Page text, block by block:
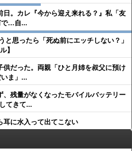
日。カレ『今から迎え来れる？』私「友
で…自...
と思ったら「死ぬ前にエッチしない？」
】
供だった。両親「ひと月姉を叔父に預け
ま」...
、残量がなくなったモバイルバッテリー
てきて...
耳に水入って出てこない